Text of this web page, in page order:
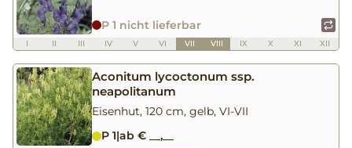
P 1 nicht lieferbar
I II III IV V VI VII VIII IX X XI XII
Aconitum lycoctonum ssp.
neapolitanum
Eisenhut, 120 cm, gelb, VI-VII
P 1|ab € __,__